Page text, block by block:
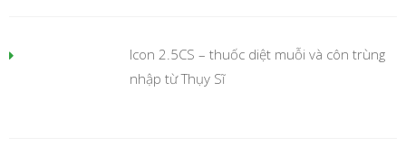
Icon 2.5CS – thuốc diệt muỗi và côn trùng
nhập từ Thụy Sĩ